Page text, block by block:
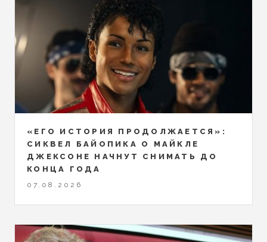
«ЕГО ИСТОРИЯ ПРОДОЛЖАЕТСЯ»:
СИКВЕЛ БАЙОПИКА О МАЙКЛЕ
ДЖЕКСОНЕ НАЧНУТ СНИМАТЬ ДО
КОНЦА ГОДА
07.08.2026